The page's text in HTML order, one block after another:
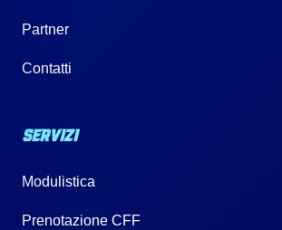
Partner
Contatti
SERVIZI
Modulistica
Prenotazione CFF